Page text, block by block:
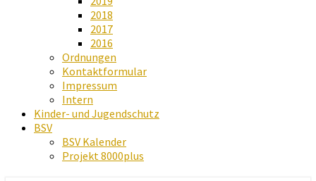
2018
2017
2016
Ordnungen
Kontaktformular
Impressum
Intern
Kinder- und Jugendschutz
BSV
BSV Kalender
Projekt 8000plus